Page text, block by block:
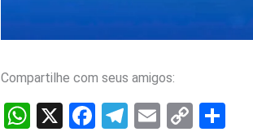
Compartilhe com seus amigos:
W X F T E C S